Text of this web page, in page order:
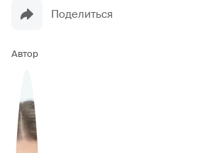
Поделиться
Автор